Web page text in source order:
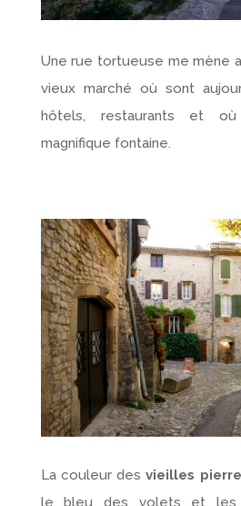
Une rue tortueuse me mène
vieux marché où sont
hôtels, restaurants et
magnifique fontaine.
La couleur des vieilles
le bleu des volets et les